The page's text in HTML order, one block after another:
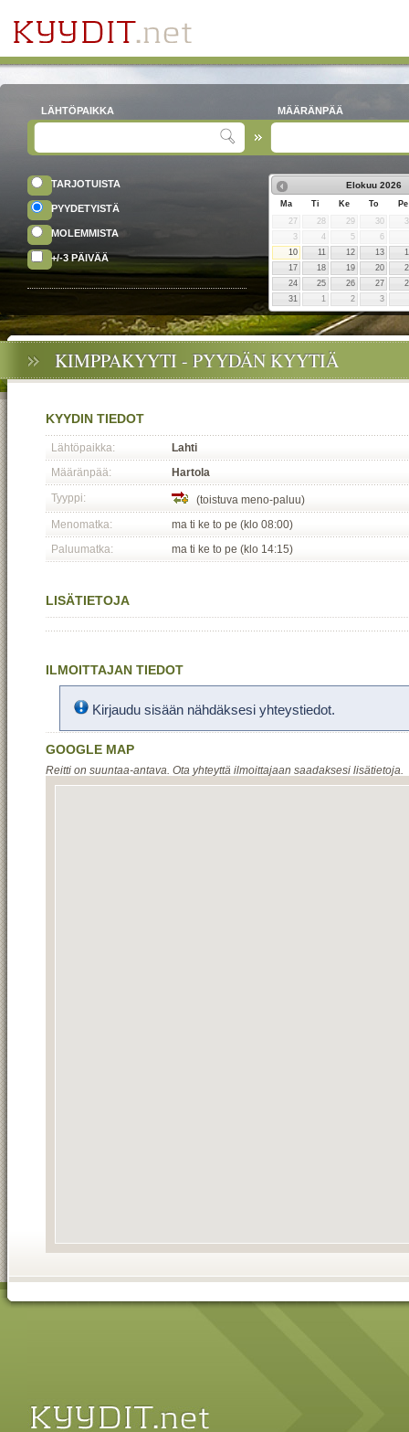
LÄHTÖPAIKKA MÄÄRÄNPÄÄ
TARJOTUISTA
PYYDETYISTÄ
MOLEMMISTA
+/-3 PÄIVÄÄ
Elokuu 2026
Ma Ti Ke To
Pe
27
28 29 30
3
4 5
6
10
11 12 13
17
18 19 20
24
25 26 27
31
1 2 3
KIMPPAKYYTI - PYYDÄN KYYTIÄ
KYYDIN TIEDOT
Lähtöpaikka:
Lahti
Määränpää:
Hartola
Tyyppi:
(toistuva meno-paluu)
Menomatka:
ma ti ke to pe (klo 08:00)
Paluumatka:
ma ti ke to pe (klo 14:15)
LISÄTIETOJA
ILMOITTAJAN TIEDOT
Kirjaudu sisään nähdäksesi yhteystiedot.
GOOGLE MAP
Reitti on suuntaa-antava. Ota yhteyttä ilmoittajaan saadaksesi lisätietoja.